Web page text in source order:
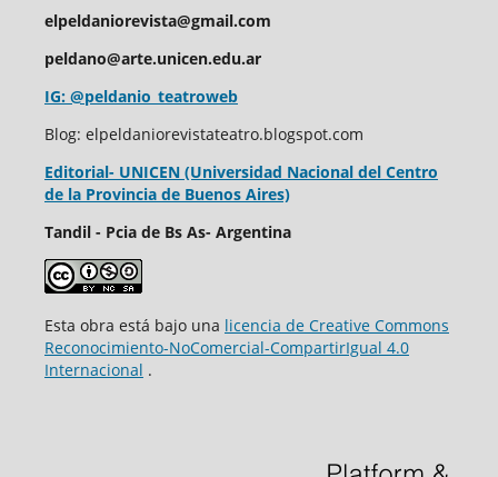
elpeldaniorevista@gmail.com
peldano@arte.unicen.edu.ar
IG: @peldanio_teatroweb
Blog: elpeldaniorevistateatro.blogspot.com
Editorial- UNICEN (Universidad Nacional del Centro
de la Provincia de Buenos Aires)
Tandil - Pcia de Bs As- Argentina
Esta obra está bajo una licencia de Creative Commons
Reconocimiento-NoComercial-CompartirIgual 4.0
Internacional .